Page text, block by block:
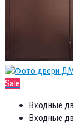
Sale
Входные
Входные